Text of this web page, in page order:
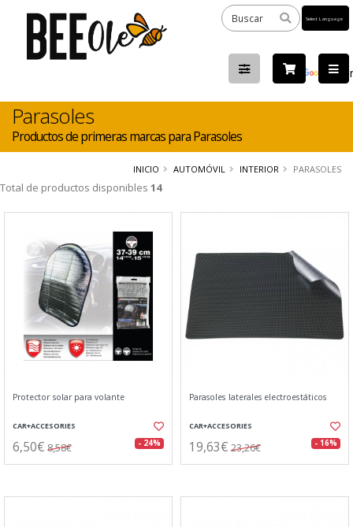
by
Parasoles
Productos de primeras marcas para Parasoles
INICIO AUTOMÓVIL INTERIOR PARASOLES
Total de productos disponibles 14
Protector solar para volante
CAR+ACCESORIES
6,50€ 8,58€ - 24%
Parasoles laterales electroestáticos
CAR+ACCESORIES
19,63€ 23,26€ - 16%